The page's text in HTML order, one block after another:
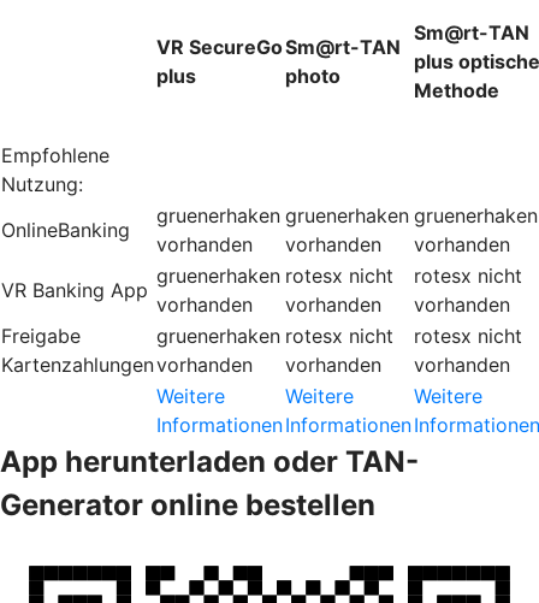
VR SecureGo
plus
Sm@rt-TAN
photo
Sm@rt-TAN
plus optische
Methode
Empfohlene
Nutzung:
OnlineBanking
gruenerhaken
vorhanden
gruenerhaken
vorhanden
gruenerhaken
vorhanden
VR Banking App
gruenerhaken
vorhanden
rotesx nicht
vorhanden
rotesx nicht
vorhanden
Freigabe
Kartenzahlungen
gruenerhaken
vorhanden
rotesx nicht
vorhanden
rotesx nicht
vorhanden
Weitere
Informationen
Weitere
Informationen
Weitere
Informationen
App herunterladen oder TAN-
Generator online bestellen